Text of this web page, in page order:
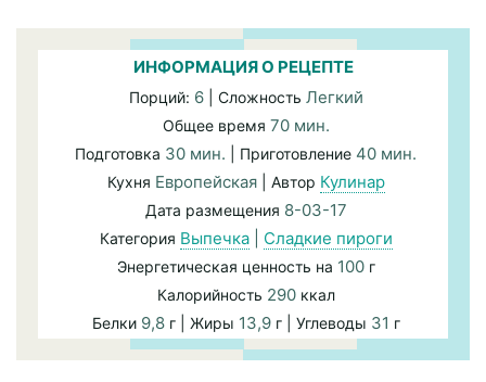
ИНФОРМАЦИЯ О РЕЦЕПТЕ
Порций: 6| Сложность Легкий
Общее время 70 мин.
Подготовка 30 мин. | Приготовление 40 мин.
Кухня Европейская| Автор Кулинар
Дата размещения 8-03-17
Категория Выпечка| Сладкие пироги
Энергетическая ценность на 100г
Калорийность 290ккал
Белки 9,8г | Жиры 13,9г | Углеводы 31 г